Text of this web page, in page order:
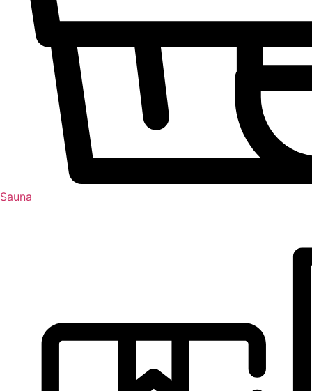
Sauna